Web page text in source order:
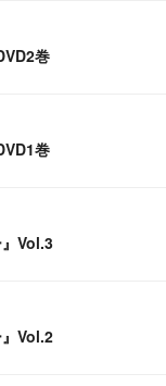
巻
巻
Vol.3
Vol.2